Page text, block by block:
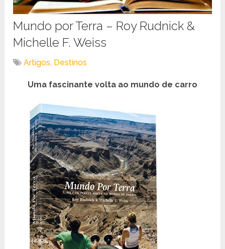
Mundo por Terra – Roy Rudnick &
Michelle F. Weiss
Artigos, Destinos
Uma fascinante volta ao mundo de carro